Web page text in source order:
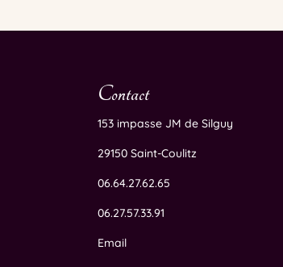
Contact
153 impasse JM de Silguy
29150 Saint-Coulitz
06.64.27.62.65
06.27.57.33.91
Email